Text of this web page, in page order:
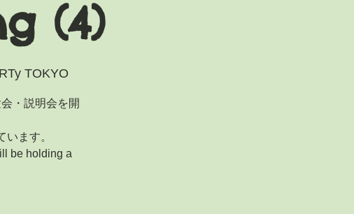
(4)
TOKYO
・説明会を開
ます。
be holding a